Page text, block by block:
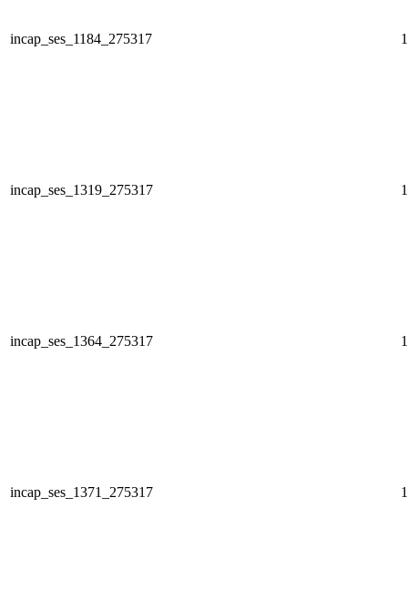
incap_ses_1184_275317
incap_ses_1319_275317
incap_ses_1364_275317
incap_ses_1371_275317